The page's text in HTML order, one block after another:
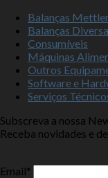
Balanças
Balanças
Consumíveis
Máquinas
Outros
Software e
Serviços
Subscreva a nossa
Receba novidades e
Email*